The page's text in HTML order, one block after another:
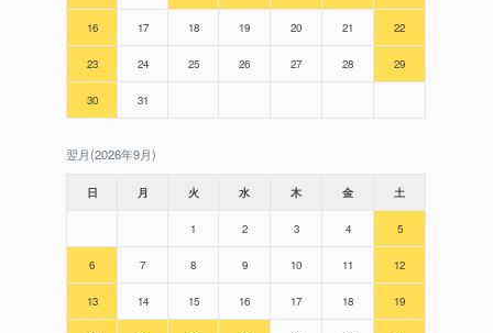
16 17 18 19 20 21 22
23 24 25 26 27 28 29
30 31
翌月(2026年9月)
日 月 火 水 木 金 土
1 2 3 4 5
6 7 8 9 10 11 12
13 14 15 16 17 18 19